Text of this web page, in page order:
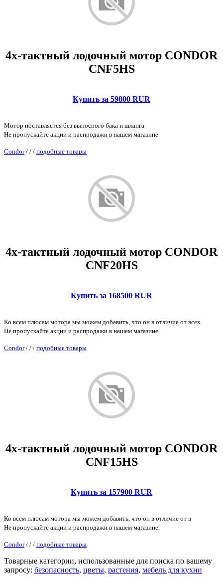
4х-тактный лодочный мотор CONDOR
CNF5HS
Купить за 59800 RUR
Мотор поставляется без выносного бака и шланга
Не пропускайте акции и распродажи в нашем магазине.
Condor/ / / подобные товары
4х-тактный лодочный мотор CONDOR
CNF20HS
Купить за 168500 RUR
Ко всем плюсам мотора мы можем добавить, что он в отличие от всех
Не пропускайте акции и распродажи в нашем магазине.
Condor/ / / подобные товары
4х-тактный лодочный мотор CONDOR
CNF15HS
Купить за 157900 RUR
Ко всем плюсам мотора мы можем добавить, что он в отличие от в
Не пропускайте акции и распродажи в нашем магазине.
Condor/ / / подобные товары
Товарные категории, использованные для поиска по вашему
запросу: безопасность, цветы, растения, мебель для кухни